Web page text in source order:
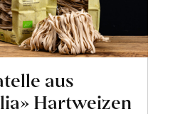
aus
Hartweizen